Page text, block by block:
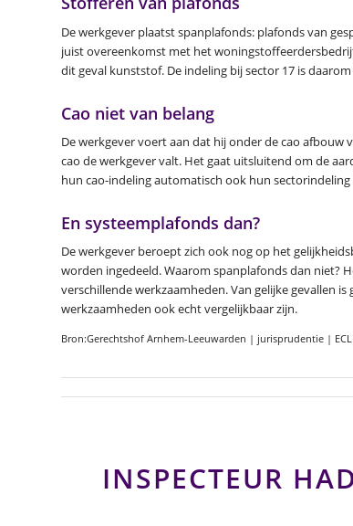
De werkgever plaatst spanplafonds: plafonds van
juist overeenkomst met het
dit geval kunststof. De indeling bij sector 17 is
Cao niet van belang
De werkgever voert aan dat hij onder de cao
cao de werkgever valt. Het gaat uitsluitend om de
hun cao-indeling automatisch ook hun sectorindeling
En systeemplafonds dan?
De werkgever beroept zich ook nog op het
worden ingedeeld. Waarom spanplafonds dan niet?
verschillende werkzaamheden. Van gelijke gevallen
werkzaamheden ook echt vergelijkbaar zijn.
Bron:Gerechtshof Arnhem-Leeuwarden | jurisprudentie |
INSPECTEUR